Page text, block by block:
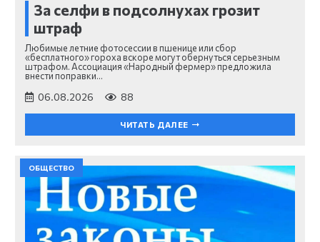
За селфи в подсолнухах грозит
штраф
Любимые летние фотосессии в пшенице или сбор
«бесплатного» гороха вскоре могут обернуться серьезным
штрафом. Ассоциация «Народный фермер» предложила
внести поправки…
06.08.2026 88
ЧИТАТЬ ДАЛЕЕ
ОБЩЕСТВО